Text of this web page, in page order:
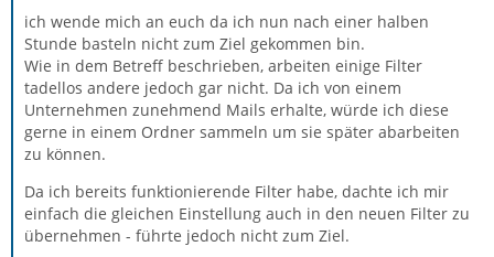
ich wende mich an euch da ich nun nach einer halben
Stunde basteln nicht zum Ziel gekommen bin.
Wie in dem Betreff beschrieben, arbeiten einige Filter
tadellos andere jedoch gar nicht. Da ich von einem
Unternehmen zunehmend Mails erhalte, würde ich diese
gerne in einem Ordner sammeln um sie später abarbeiten
zu können.
Da ich bereits funktionierende Filter habe, dachte ich mir
einfach die gleichen Einstellung auch in den neuen Filter zu
übernehmen - führte jedoch nicht zum Ziel.